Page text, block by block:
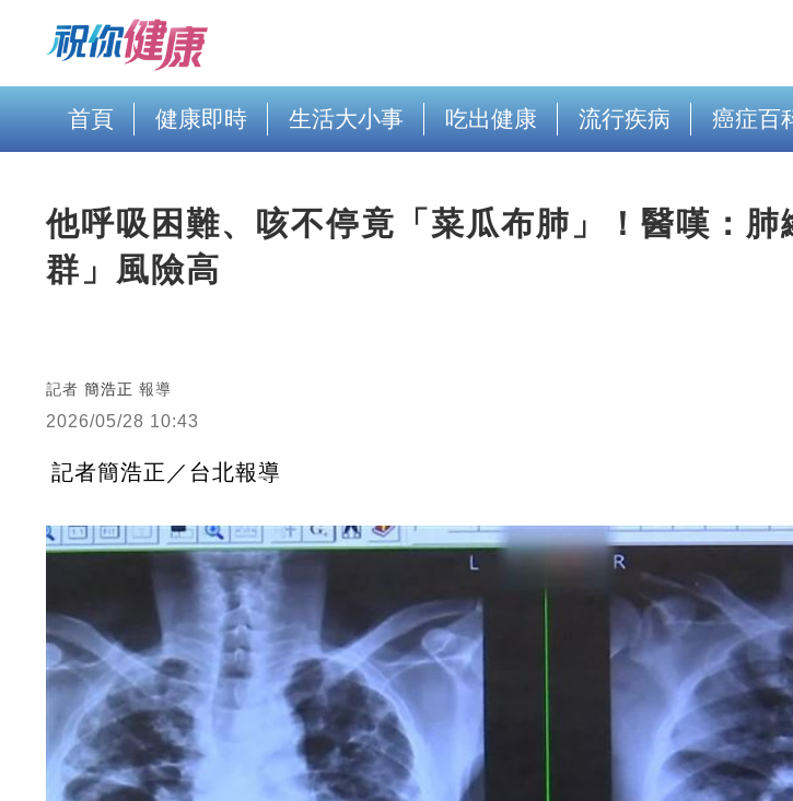
首頁 健康即時 生活大小事 吃出健康 流行疾病 癌症百
他呼吸困難、咳不停竟「菜瓜布肺」！醫嘆：肺
群」風險高
記者 簡浩正 報導
2026/05/28 10:43
記者簡浩正／台北報導